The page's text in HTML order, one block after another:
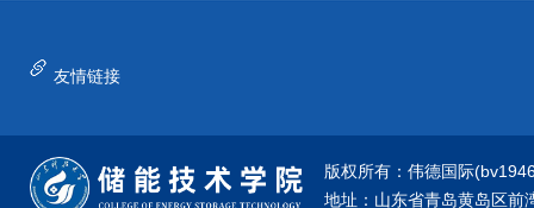
友情链接
版权所有：伟德国际
地址：山东省青岛黄岛区前